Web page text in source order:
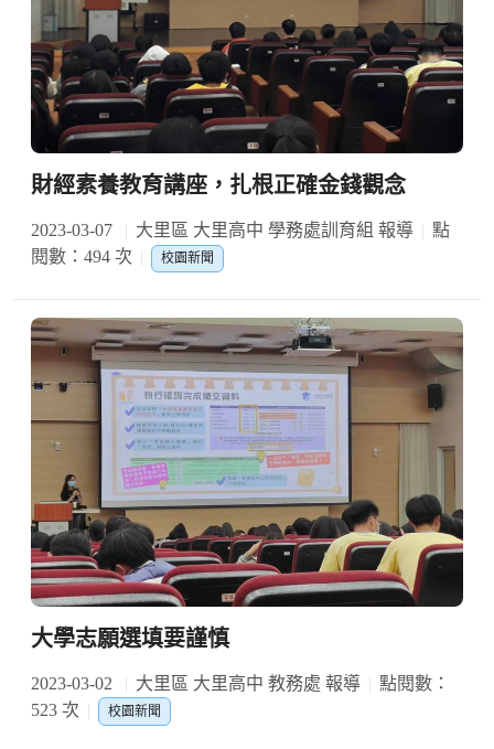
財經素養教育講座，扎根正確金錢觀念
2023-03-07 大里區 大里高中 學務處訓育組 報導
點
閱數：494 次
校園新聞
大學志願選填要謹慎
2023-03-02 大里區 大里高中 教務處 報導
點閱數：
523 次
校園新聞